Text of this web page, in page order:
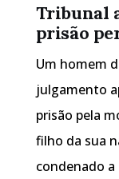
Tribunal
prisão
Um homem
julgamento
prisão pela
filho da sua
condenado a